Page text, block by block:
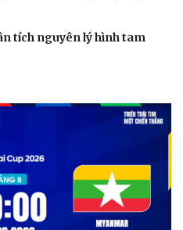
tích nguyên lý hình tam